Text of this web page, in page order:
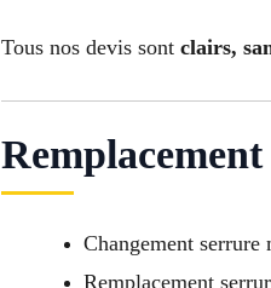
Tous nos devis sont clairs,
Changement
Remplacement